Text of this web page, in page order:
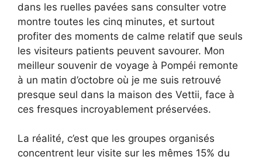
dans les ruelles pavées sans consulter votre
montre toutes les cinq minutes, et surtout
profiter des moments de calme relatif que seuls
les visiteurs patients peuvent savourer. Mon
meilleur souvenir de voyage à Pompéi remonte
à un matin d’octobre où je me suis retrouvé
presque seul dans la maison des Vettii, face à
ces fresques incroyablement préservées.
La réalité, c’est que les groupes organisés
concentrent leur visite sur les mêmes 15% du